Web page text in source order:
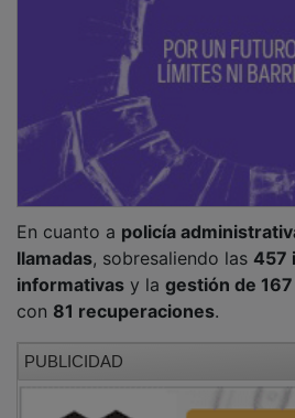
llamadas, sobresaliendo las457
informativasy lagestión de
con81 recuperaciones.